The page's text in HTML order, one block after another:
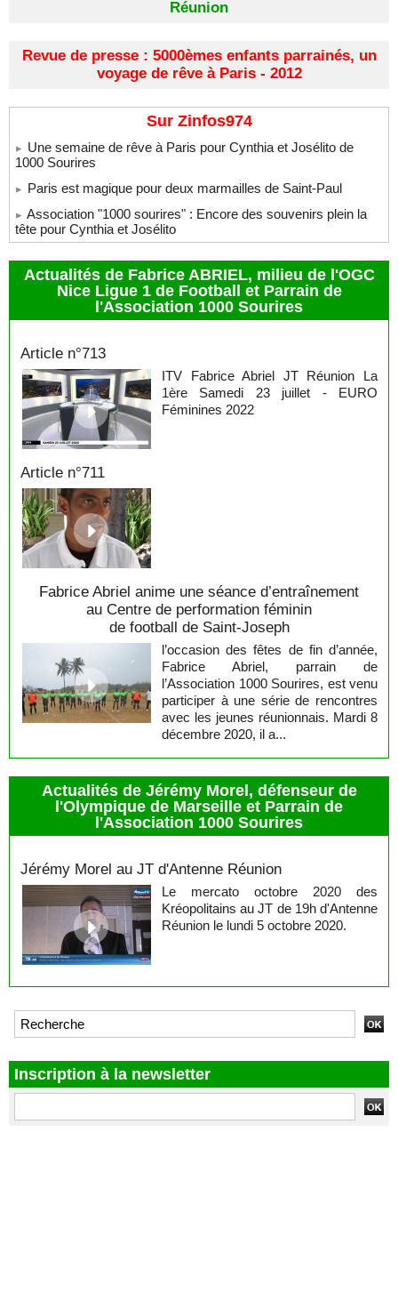
Réunion
Revue de presse : 5000èmes enfants parrainés, un
voyage de rêve à Paris - 2012
Sur Zinfos974
Une semaine de rêve à Paris pour Cynthia et Josélito de
1000 Sourires
Paris est magique pour deux marmailles de Saint-Paul
Association "1000 sourires" : Encore des souvenirs plein la
tête pour Cynthia et Josélito
Actualités de Fabrice ABRIEL, milieu de l'OGC
Nice Ligue 1 de Football et Parrain de
l'Association 1000 Sourires
Article n°713
ITV Fabrice Abriel JT Réunion La
1ère Samedi 23 juillet - EURO
Féminines 2022
Article n°711
Fabrice Abriel anime une séance d’entraînement
au Centre de performation féminin
de football de Saint-Joseph
l’occasion des fêtes de fin d’année,
Fabrice Abriel, parrain de
l’Association 1000 Sourires, est venu
participer à une série de rencontres
avec les jeunes réunionnais. Mardi 8
décembre 2020, il a...
Actualités de Jérémy Morel, défenseur de
l'Olympique de Marseille et Parrain de
l'Association 1000 Sourires
Jérémy Morel au JT d'Antenne Réunion
Le mercato octobre 2020 des
Kréopolitains au JT de 19h d'Antenne
Réunion le lundi 5 octobre 2020.
Inscription à la newsletter